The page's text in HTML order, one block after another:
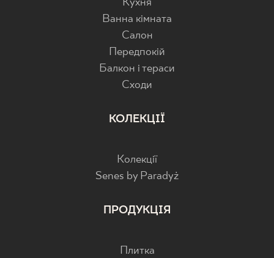
Кухня
Ванна кімната
Салон
Передпокій
Балкон і тераси
Cходи
КОЛЕКЦІЇ
Колекції
Senes by Paradyż
ПРОДУКЦІЯ
Плитка